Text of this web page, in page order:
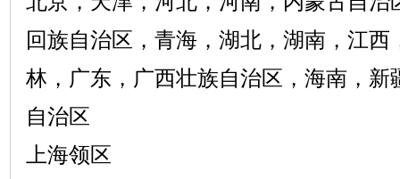
回族自治区，青海，湖北，湖南，江西
林，广东，广西壮族自治区，海南，新
自治区
上海领区